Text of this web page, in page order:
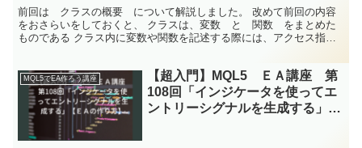
前回は クラスの概要 について解説しました。 改めて前回の内容
をおさらいをしておくと、 クラスは、変数 と 関数 をまとめた
ものである クラス内に変数や関数を記述する際には、アクセス指定
MQL5でEA作ろう講座
【超入門】MQL5 ＥＡ講座 第
108回「インジケータを使ってエ
ントリーシグナルを生成する」